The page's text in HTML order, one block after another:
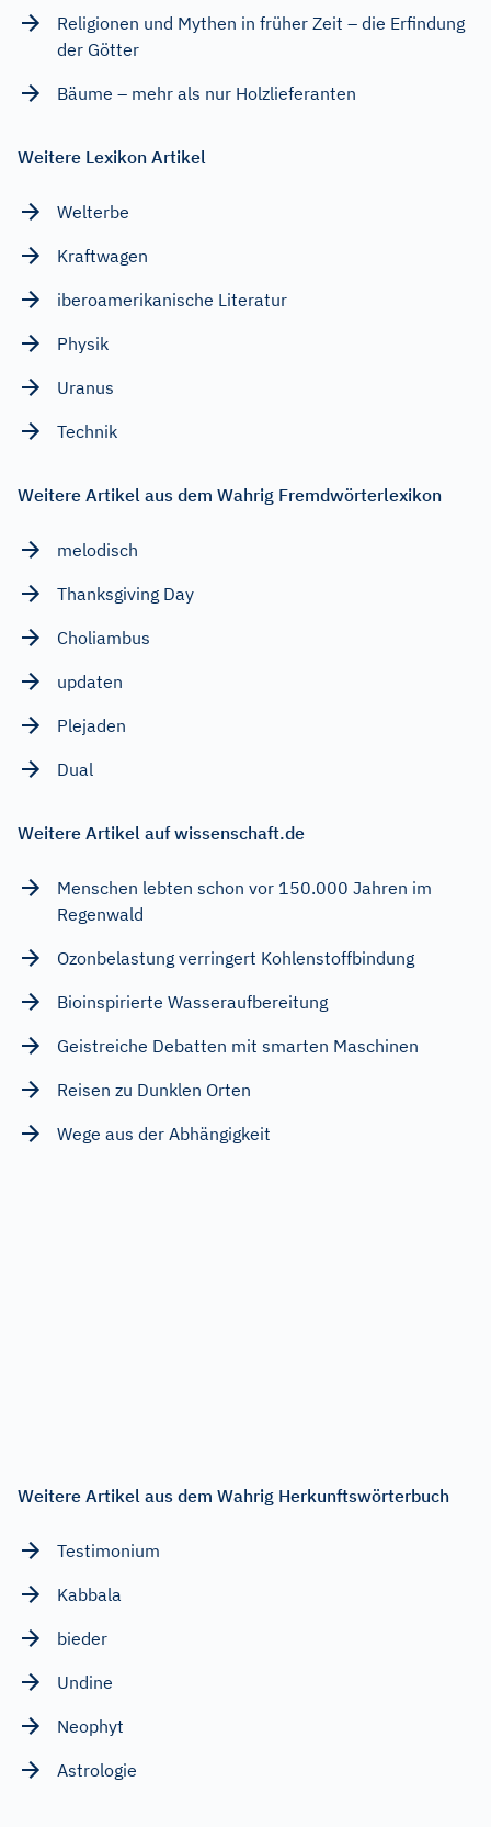
Religionen und Mythen in früher Zeit – die Erfindung
der Götter
Bäume – mehr als nur Holzlieferanten
Weitere Lexikon Artikel
Welterbe
Kraftwagen
iberoamerikanische Literatur
Physik
Uranus
Technik
Weitere Artikel aus dem Wahrig Fremdwörterlexikon
melodisch
Thanksgiving Day
Choliambus
updaten
Plejaden
Dual
Weitere Artikel auf wissenschaft.de
Menschen lebten schon vor 150.000 Jahren im
Regenwald
Ozonbelastung verringert Kohlenstoffbindung
Bioinspirierte Wasseraufbereitung
Geistreiche Debatten mit smarten Maschinen
Reisen zu Dunklen Orten
Wege aus der Abhängigkeit
Weitere Artikel aus dem Wahrig Herkunftswörterbuch
Testimonium
Kabbala
bieder
Undine
Neophyt
Astrologie